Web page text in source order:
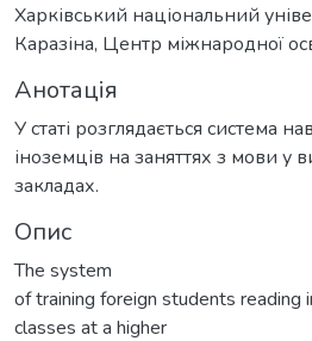
Харківський національний
Каразіна, Центр міжнародної
Анотація
У статі розглядається система
іноземців на заняттях з мови у
закладах.
Опис
The system
of training foreign students reading
classes at a higher